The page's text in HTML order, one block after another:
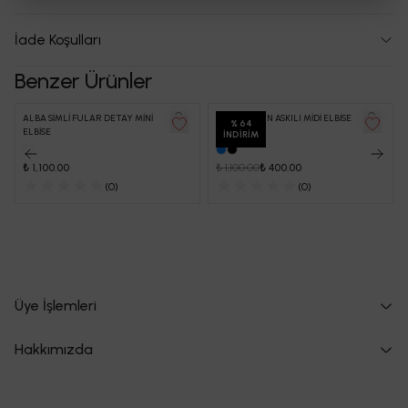
İade Koşulları
Benzer Ürünler
ALBA SİMLİ FULAR DETAY MİNİ
ELBİSE
₺ 1,100.00
(0)
% 64
İNDIRIM
SEONA KALIN ASKILI MİDİ ELBİSE
₺ 1,100.00₺ 400.00
(0)
Üye İşlemleri
Hakkımızda